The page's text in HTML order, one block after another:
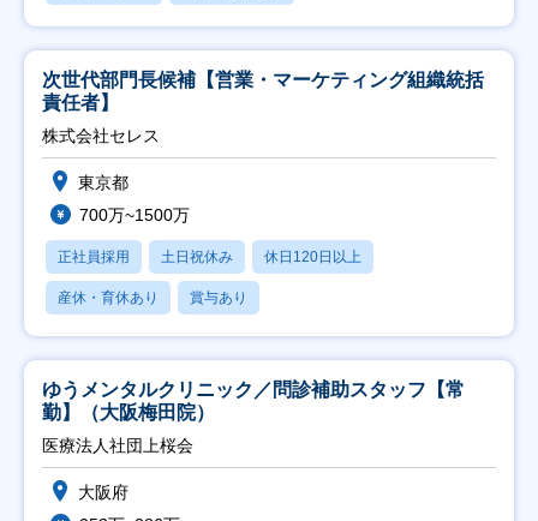
次世代部門長候補【営業・マーケティング組織統括
責任者】
株式会社セレス
東京都
700万~1500万
正社員採用 土日祝休み 休日120日以上
産休・育休あり 賞与あり
ゆうメンタルクリニック／問診補助スタッフ【常
勤】（大阪梅田院）
医療法人社団上桜会
大阪府